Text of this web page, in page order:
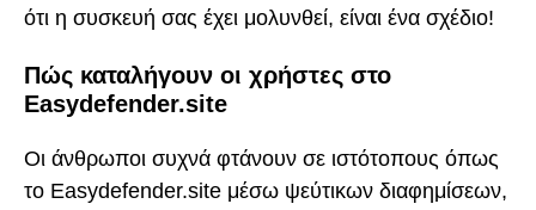
ότι η συσκευή σας έχει μολυνθεί, είναι ένα σχέδιο!
Πώς καταλήγουν οι χρήστες στο
Easydefender.site
Οι άνθρωποι συχνά φτάνουν σε ιστότοπους όπως
το Easydefender.site μέσω ψεύτικων διαφημίσεων,